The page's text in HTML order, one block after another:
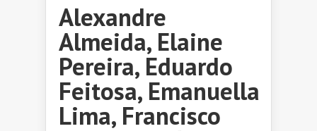
Alexandre
Almeida, Elaine
Pereira, Eduardo
Feitosa, Emanuella
Lima, Francisco